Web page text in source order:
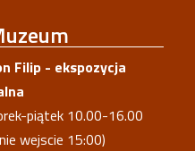
Filip - ekspozycja
piątek 10.00-16.00
wejscie 15:00)